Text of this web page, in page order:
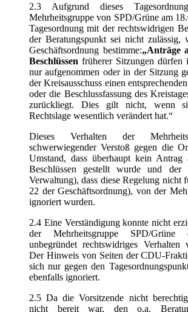
2.3 Aufgrund dieses
Mehrheitsgruppe von SPD/Grüne am
Tagesordnung mit der rechtswidrigen
der Beratungspunkt sei nicht
Geschäftsordnung bestimme:„Anträge
Beschlüssen früherer Sitzungen dürfen
nur aufgenommen oder in der Sitzung
der Kreisausschuss einen
oder die Beschlussfassung des
zurückliegt. Dies gilt nicht, wenn
Rechtslage wesentlich verändert hat.“
Dieses Verhalten der
schwerwiegender Verstoß gegen die
Umstand, dass überhaupt kein
Beschlüssen gestellt wurde und
Verwaltung), dass diese Regelung nicht
22 der Geschäftsordnung), von der
ignoriert wurden.
2.4 Eine Verständigung konnte nicht
der Mehrheitsgruppe SPD/
unbegründet rechtswidriges Verhalten
Der Hinweis von Seiten der CDU-
sich nur gegen den
ebenfalls ignoriert.
2.5 Da die Vorsitzende nicht
nicht bereit war, den o.a.